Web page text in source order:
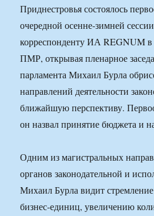
Приднестровья состоялось
очередной осенне-зимней
корреспонденту ИА REGNUM
ПМР, открывая пленарное
парламента Михаил Бурла
направлений деятельности
ближайшую перспективу.
он назвал принятие бюджета и
Одним из магистральных
органов законодательной и
Михаил Бурла видит
бизнес-единиц, увеличению